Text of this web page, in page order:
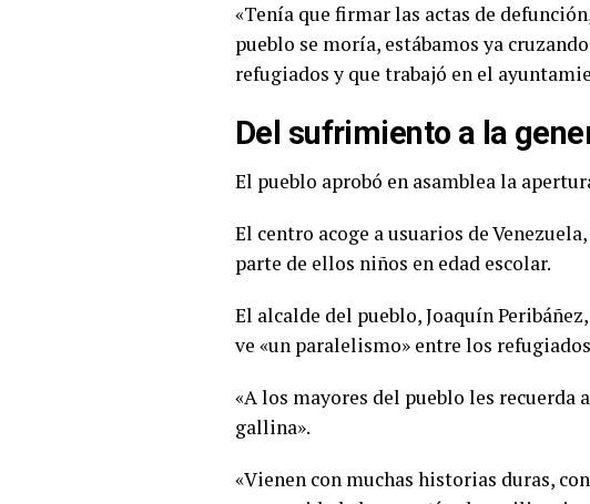
«Tenía que firmar las actas de
pueblo se moría, estábamos ya
refugiados y que trabajó en el
Del sufrimiento a la
El pueblo aprobó en asamblea la
El centro acoge a usuarios de
parte de ellos niños en edad escolar.
El alcalde del pueblo, Joaquín
ve «un paralelismo» entre los
«A los mayores del pueblo les recuerda
gallina».
«Vienen con muchas historias duras,